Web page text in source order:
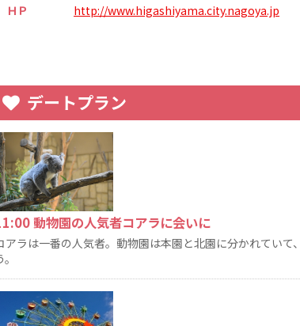
ＨＰ http://www.higashiyama.city.nagoya.jp
デートプラン
動物園の人気者コアラに会いに
アラは一番の人気者。動物園は本園と北園に分かれてい